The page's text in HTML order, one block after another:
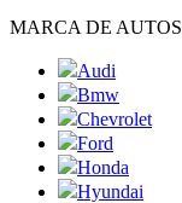
MARCA DE AUTOS
Audi
Bmw
Chevrolet
Ford
Honda
Hyundai